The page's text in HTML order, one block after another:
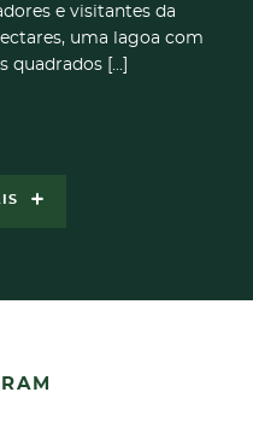
e visitantes da
uma lagoa com
quadrados [...]